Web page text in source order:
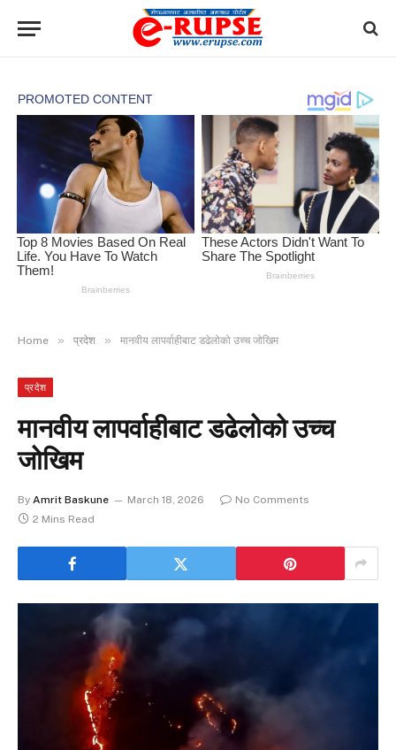
Home » प्रदेश » मानवीय लापर्वाहीबाट डढेलोको उच्च जोखिम
प्रदेश
मानवीय लापर्वाहीबाट डढेलोको उच्च
जोखिम
By Amrit Baskune March 18, 2026
No Comments
2 Mins Read